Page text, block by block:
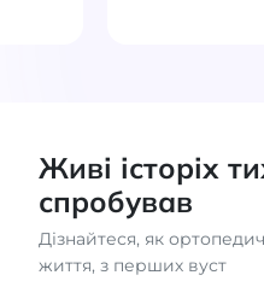
Живі історіх
спробував
Дізнайтеся, як
життя, з перших вуст